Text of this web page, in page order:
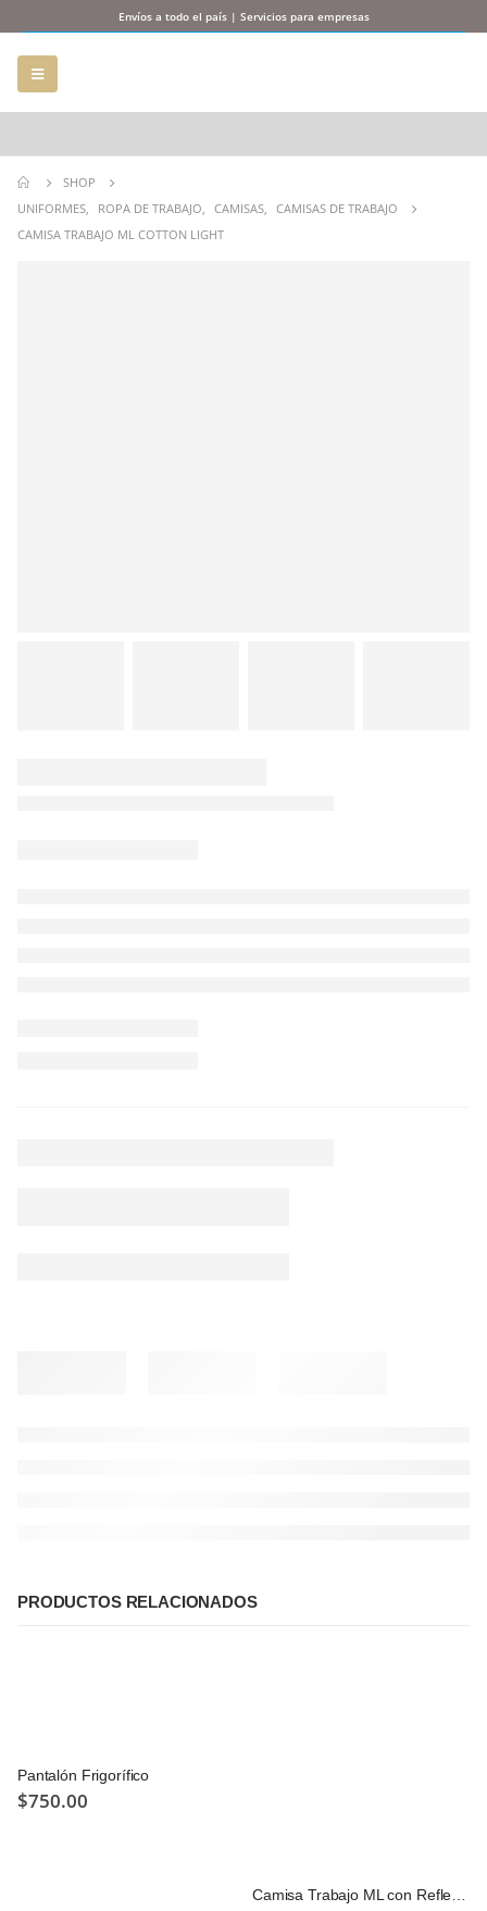
Envíos a todo el país | Servicios para empresas
SHOP
UNIFORMES, ROPA DE TRABAJO, CAMISAS, CAMISAS DE TRABAJO
CAMISA TRABAJO ML COTTON LIGHT
PRODUCTOS RELACIONADOS
Pantalón Frigorífico
$750.00
Camisa Trabajo ML con Reflectivo